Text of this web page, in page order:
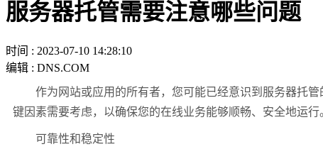
服务器托管需要注意哪些问题
时间 : 2023-07-10 14:28:10
编辑 : DNS.COM
作为网站或应用的所有者，您可能已经意识到服务器托管
键因素需要考虑，以确保您的在线业务能够顺畅、安全地运行
可靠性和稳定性